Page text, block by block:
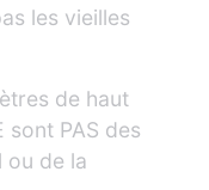
les vieilles
de haut
sont PAS des
ou de la